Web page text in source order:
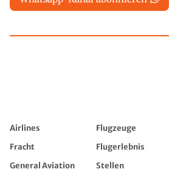
Airlines Flugzeuge
Fracht
Flugerlebnis
General Aviation
Stellen